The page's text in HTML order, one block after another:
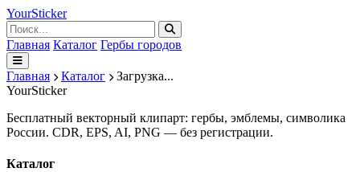
YourSticker
Главная Каталог Гербы городов
Главная Каталог
Загрузка...
YourSticker
Бесплатный векторный клипарт: гербы, эмблемы, символика
России. CDR, EPS, AI, PNG — без регистрации.
Каталог